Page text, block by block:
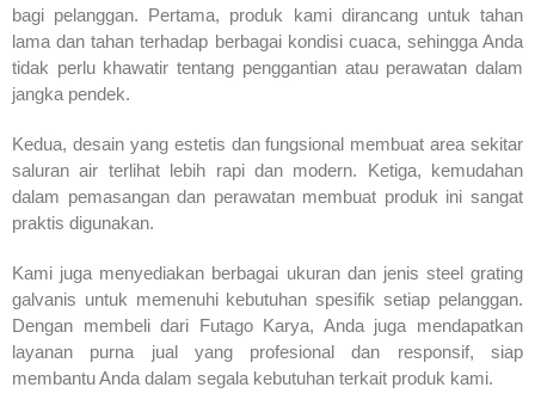
bagi pelanggan. Pertama, produk kami dirancang untuk tahan
lama dan tahan terhadap berbagai kondisi cuaca, sehingga Anda
tidak perlu khawatir tentang penggantian atau perawatan dalam
jangka pendek.
Kedua, desain yang estetis dan fungsional membuat area sekitar
saluran air terlihat lebih rapi dan modern. Ketiga, kemudahan
dalam pemasangan dan perawatan membuat produk ini sangat
praktis digunakan.
Kami juga menyediakan berbagai ukuran dan jenis steel grating
galvanis untuk memenuhi kebutuhan spesifik setiap pelanggan.
Dengan membeli dari Futago Karya, Anda juga mendapatkan
layanan purna jual yang profesional dan responsif, siap
membantu Anda dalam segala kebutuhan terkait produk kami.